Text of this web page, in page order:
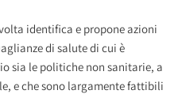
identifica e propone azioni
di salute di cui è
sia le politiche non sanitarie, a
e che sono largamente fattibili